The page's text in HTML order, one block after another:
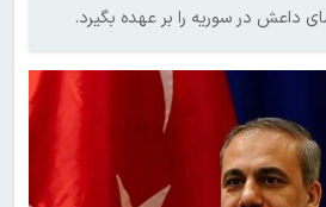
داعش در سوریه را بر عهده بگیرد.